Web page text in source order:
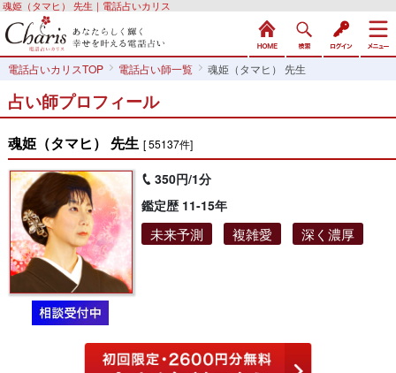
魂姫（タマヒ） 先生｜電話占いカリス
電話占いカリスTOP 電話占い師一覧 魂姫（タマヒ） 先生
占い師プロフィール
魂姫（タマヒ） 先生 [ 55137件]
350円/1分
鑑定歴 11-15年
未来予測 複雑愛 深く濃厚